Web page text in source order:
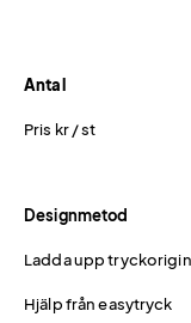
Antal
Pris kr / st
Designmetod
Ladda upp
Hjälp från easytryck